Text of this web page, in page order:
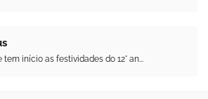
início as festividades do 12° an...